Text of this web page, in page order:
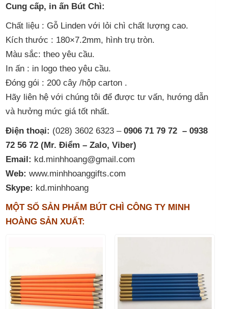
Cung cấp, in ấn Bút Chì:
Chất liệu : Gỗ Linden với lỏi chì chất lượng cao.
Kích thước : 180×7.2mm, hình trụ tròn.
Màu sắc: theo yêu cầu.
In ấn : in logo theo yêu cầu.
Đóng gói : 200 cây /hộp carton .
Hãy liên hệ với chúng tôi để được tư vấn, hướng dẫn
và hưởng mức giá tốt nhất.
Điện thoại: (028) 3602 6323 – 0906 71 79 72 – 0938
72 56 72 (Mr. Điểm – Zalo, Viber)
Email: kd.minhhoang@gmail.com
Web: www.minhhoanggifts.com
Skype: kd.minhhoang
MỘT SỐ SẢN PHẨM BÚT CHÌ CÔNG TY MINH
HOÀNG SẢN XUẤT: